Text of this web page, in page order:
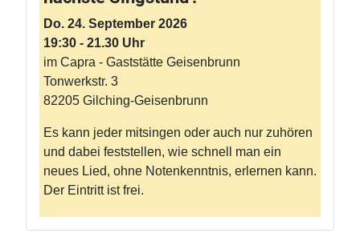
Do. 24. September 2026
19:30 - 21.30 Uhr
im Capra - Gaststätte Geisenbrunn
Tonwerkstr. 3
82205 Gilching-Geisenbrunn
Es kann jeder mitsingen oder auch nur zuhören
und dabei feststellen, wie schnell man ein
neues Lied, ohne Notenkenntnis, erlernen kann.
Der Eintritt ist frei.